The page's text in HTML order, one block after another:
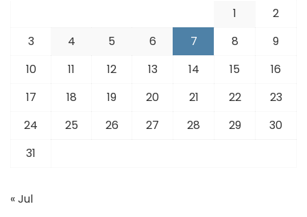
1
2
3
4 5 6 7 8
9
10
11 12 13 14 15
16
17
18 19 20 21 22
23
24
25 26 27 28 29
30
31
« Jul